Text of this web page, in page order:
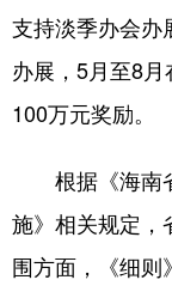
支持淡季办会办
办展，5月至8
100万元奖励。
根据《海南
施》相关规定，
围方面，《细